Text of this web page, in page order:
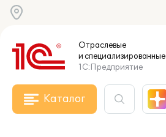
Отраслевые
и специализированные
1С:Предприятие
Каталог